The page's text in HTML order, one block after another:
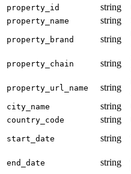
property_id string
property_name string
property_brand string
property_chain string
property_url_name string
city_name string
country_code string
start_date string
end_date string